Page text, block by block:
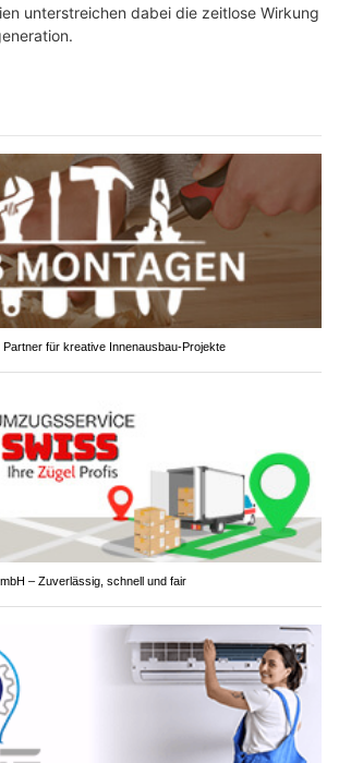
unterstreichen dabei die zeitlose Wirkung
für kreative Innenausbau-Projekte
– Zuverlässig, schnell und fair